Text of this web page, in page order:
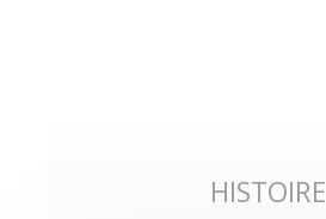
HISTOIRE